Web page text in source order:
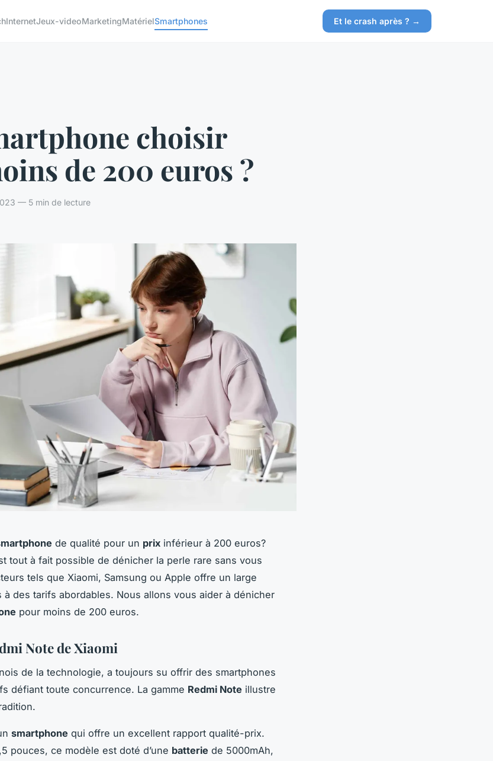
InternetJeux-videoMarketingMatérielSmartphones Et le crash après ? →
choisir
de 200 euros ?
— 5 min de lecture
de qualité pour un prix inférieur à 200 euros?
tout à fait possible de dénicher la perle rare sans vous
tels que Xiaomi, Samsung ou Apple offre un large
à des tarifs abordables. Nous allons vous aider à dénicher
pour moins de 200 euros.
Note de Xiaomi
de la technologie, a toujours su offrir des smartphones
défiant toute concurrence. La gamme Redmi Note illustre
smartphone qui offre un excellent rapport qualité-prix.
pouces, ce modèle est doté d’une batterie de 5000mAh,